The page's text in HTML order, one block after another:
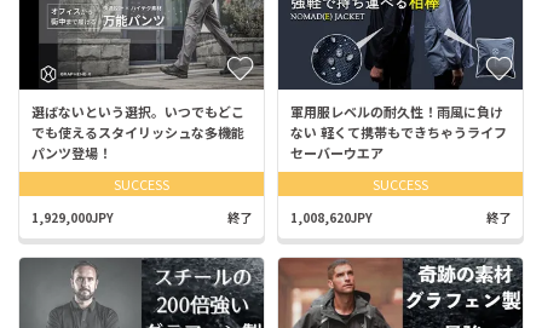
選ばないという選択。いつでもどこ
でも使えるスタイリッシュな多機能
パンツ登場！
SUCCESS
1,929,000JPY 終了
軍用服レベルの耐久性！雨風に負け
ない 軽くて携帯もできちゃうライフ
セーバーウエア
SUCCESS
1,008,620JPY 終了